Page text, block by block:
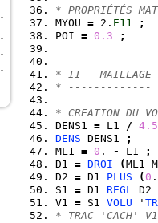
* PROPRIÉTÉS
MYOU = 2. E11
;
POI = 0.3 ;
* II - MAILLAGE
* -------------
* CREATION DU
DENS1 = L1 / 4.5
DENS DENS1
;
ML1 = 0 . - L1
;
D1 = DROI (ML1
D2 = D1 PLUS ( 0
S1 = D1 REGL D2
V1 = S1 VOLU '
* TRAC 'CACH'